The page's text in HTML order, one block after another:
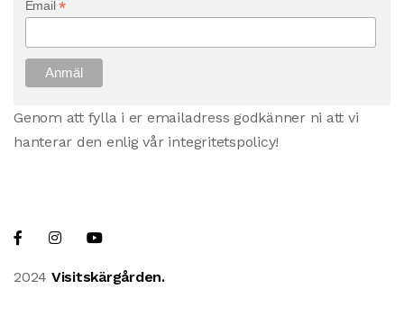
Email*
Genom att fylla i er emailadress godkänner ni att vi
hanterar den enlig vår integritetspolicy!
2024 Visitskärgården.